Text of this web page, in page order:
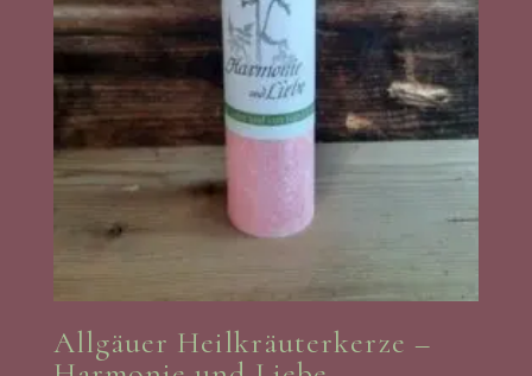
Allgäuer Heilkräuterkerze –